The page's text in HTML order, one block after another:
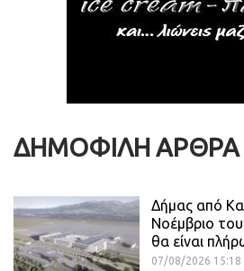
ΔΗΜΟΦΙΛΗ ΑΡΘΡΑ
Δήμας από
Νοέμβριο
θα είναι
07/08/2026 15:18